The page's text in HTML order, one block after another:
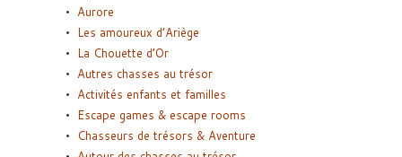
Aurore
Les amoureux d’Ariège
La Chouette d’Or
Autres chasses au trésor
Activités enfants et familles
Escape games & escape rooms
Chasseurs de trésors & Aventure